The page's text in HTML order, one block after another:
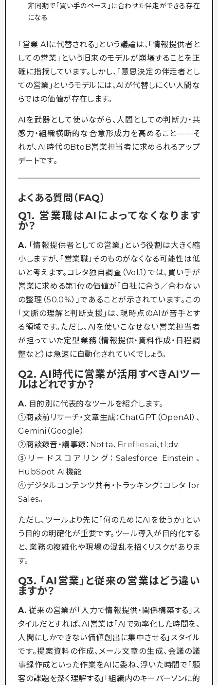
非同期で「買い手のペース」に合わせた伴走ができる存在
になる
「営業 AIに代替される」という議論は、「情報提供者と
しての営業」という旧来のモデルが崩壊することを正
確に指摘しています。しかし、「意思決定の伴走者とし
ての営業」というモデルには、AIが代替しにくい人間な
らではの価値が存在します。
AIを武器として使いながら、人間としての判断力・共
感力・組織横断的な合意形成力を高めること——そ
れが、AI時代のBtoB営業担当者に求められるアップ
デートです。
よくある質問（FAQ）
Q1. 営業職はAIによってなくなります
か？
A. 「情報提供者としての営業」という役割は大きく縮
小しますが、「営業職」そのものがなくなる可能性は低
いと考えます。コレタ独自調査（Vol.1）では、買い手が
営業に求める第1位の価値が「自社に合う／合わない
の整理（50.0%）」であることが示されています。この
「文脈の理解と判断支援」は、現時点のAIが苦手とす
る領域です。ただし、AIを使いこなせない営業担当者
が担っていた定型業務（情報提供・資料作成・日程調
整など）は急速に自動化されていくでしょう。
Q2. AI時代に営業が活用すべきAIツー
ルはどれですか？
A. 目的別に代表的なツールを紹介します。
①商談前リサーチ・文章生成：ChatGPT（OpenAI）、
Gemini（Google）
②商談録音・議事録：Notta、 Fireflies.ai、tl;dv
③リードスコアリング：Salesforce Einstein、
HubSpot AI機能
④デジタルコンテンツ共有・トラッキング：コレタ for
Sales。
ただし、ツールより先に「何のためにAIを使うか」とい
う目的の明確化が重要です。ツール導入が目的化する
と、業務の複雑化や現場の混乱を招くリスクがありま
す。
Q3. 「AI営業」と従来の営業はどう違い
ますか？
A. 従来の営業が「人力で情報提供・関係構築する」ス
タイルだとすれば、AI営業は「AIで効率化した時間を、
人間にしかできない価値創出に集中させる」スタイル
です。提案資料の作成、メール文章の生成、会議の議
事録作成といった作業をAIに委ね、浮いた時間で「顧
客の課題を深く理解する」「組織内のキーパーソンに的